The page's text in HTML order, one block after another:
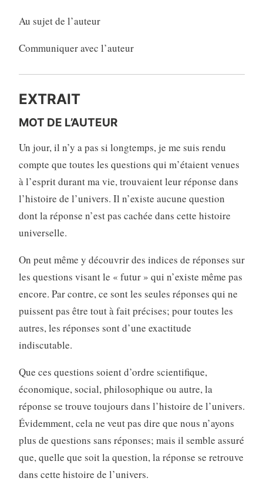
Au sujet de l’auteur
Communiquer avec l’auteur
EXTRAIT
MOT DE L’AUTEUR
Un jour, il n’y a pas si longtemps, je me suis rendu
compte que toutes les questions qui m’étaient venues
à l’esprit durant ma vie, trouvaient leur réponse dans
l’histoire de l’univers. Il n’existe aucune question
dont la réponse n’est pas cachée dans cette histoire
universelle.
On peut même y découvrir des indices de réponses sur
les questions visant le « futur » qui n’existe même pas
encore. Par contre, ce sont les seules réponses qui ne
puissent pas être tout à fait précises; pour toutes les
autres, les réponses sont d’une exactitude
indiscutable.
Que ces questions soient d’ordre scientifique,
économique, social, philosophique ou autre, la
réponse se trouve toujours dans l’histoire de l’univers.
Évidemment, cela ne veut pas dire que nous n’ayons
plus de questions sans réponses; mais il semble assuré
que, quelle que soit la question, la réponse se retrouve
dans cette histoire de l’univers.